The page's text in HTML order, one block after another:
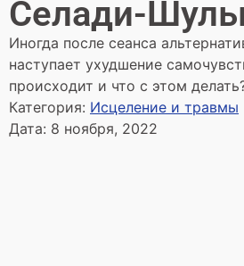
Селади-
Иногда после сеанса
наступает ухудшение
происходит и что с этом
Категория: Исцеление и травмы
Дата: 8 ноября, 2022